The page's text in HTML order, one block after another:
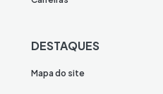
DESTAQUES
Mapa do site